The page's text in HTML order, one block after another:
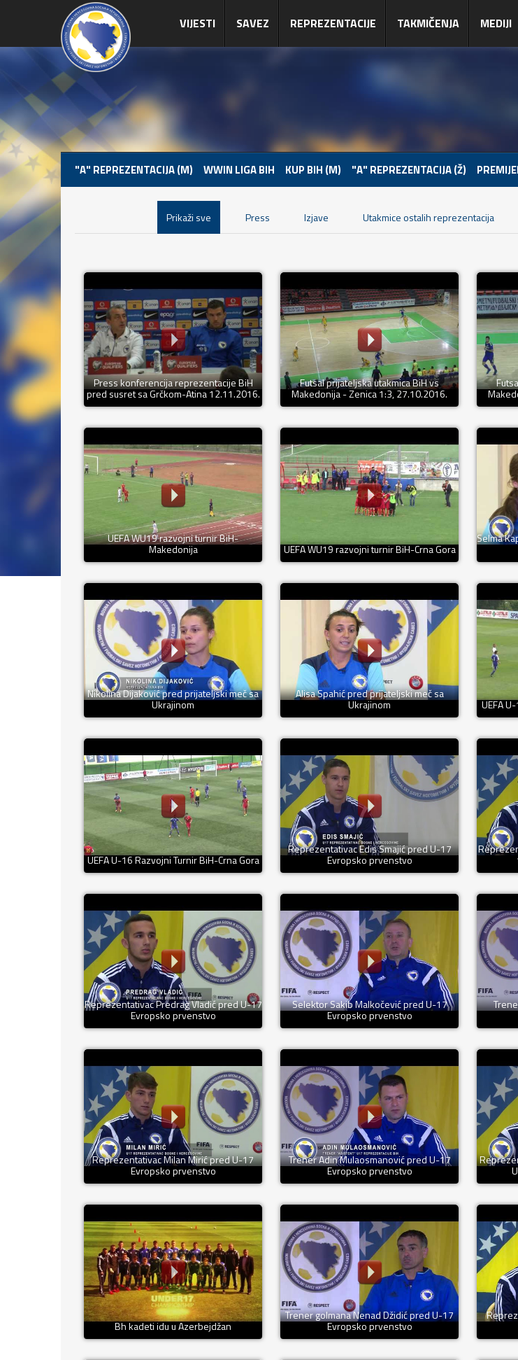
VIJESTI SAVEZ REPREZENTACIJE TAKMIČENJA MEDIJI
"A" REPREZENTACIJA (M) WWIN LIGA BIH KUP BIH (M) "A" REPREZENTACIJA (Ž)
Prikaži sve Press Izjave Utakmice ostalih reprezentacija
Press konferencija reprezentacije BiH
pred susret sa Grčkom-Atina 12.11.2016.
Futsal prijateljska utakmica BiH vs
Makedonija - Zenica 1:3, 27.10.2016.
UEFA WU19 razvojni turnir BiH-
Makedonija UEFA WU19 razvojni turnir BiH-Crna Gora
Selma
Nikolina Dijaković pred prijateljski meč sa
Ukrajinom
Alisa Spahić pred prijateljski meč sa
Ukrajinom UEFA
UEFA U-16 Razvojni Turnir BiH-Crna Gora
Reprezentativac Edis Smajić pred U-17
Evropsko prvenstvo
Reprezentativac Predrag Vladić pred U-17
Evropsko prvenstvo
Selektor Sakib Malkočević pred U-17
Evropsko prvenstvo
Reprezentativac Milan Mirić pred U-17
Evropsko prvenstvo
Trener Adin Mulaosmanović pred U-17
Evropsko prvenstvo
Bh kadeti idu u Azerbejdžan
Trener golmana Nenad Džidić pred U-17
Evropsko prvenstvo